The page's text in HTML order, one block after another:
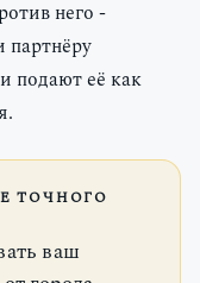
него -
партнёру
подают её как
ТОЧНОГО
ваш